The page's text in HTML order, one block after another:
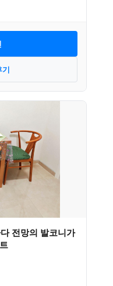
기
전망의 발코니가